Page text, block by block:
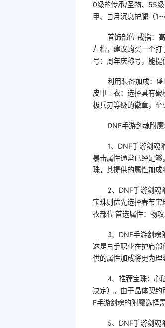
0级的传承/圣物、55
甲、白月沉息护腿（
首饰部位 戒指：
左槽，建议购买一个
号：周年庆称号，能提
利用装备加成：
皮甲上衣：选择具有
极兵刃等级的徽章，至
DNF手游剑魂附
1、DNF手游剑魂
暴击属性通常已经足够
珠，其提供的属性加成
2、DNF手游剑魂
宝珠则优先选择春节
衣部位 首选属性：物
3、DNF手游剑魂
这是白手职业在护肩部
供的属性加成将更为理
4、推荐宝珠：心
决定）。由于晶体契
F手游剑魂的附魔选择
5、DNF手游剑魂